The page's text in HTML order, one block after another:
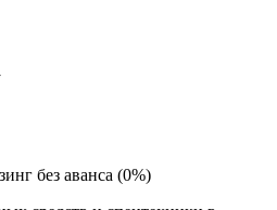
без аванса (0%)